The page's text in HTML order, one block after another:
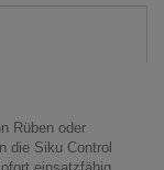
Rüben oder
die Siku Control